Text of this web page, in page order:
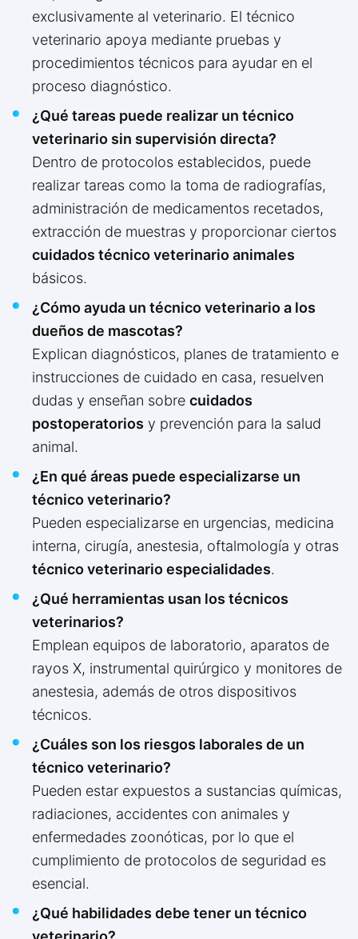
exclusivamente al veterinario. El técnico
veterinario apoya mediante pruebas y
procedimientos técnicos para ayudar en el
proceso diagnóstico.
¿Qué tareas puede realizar un técnico
veterinario sin supervisión directa?
Dentro de protocolos establecidos, puede
realizar tareas como la toma de radiografías,
administración de medicamentos recetados,
extracción de muestras y proporcionar ciertos
cuidados técnico veterinario animales
básicos.
¿Cómo ayuda un técnico veterinario a los
dueños de mascotas?
Explican diagnósticos, planes de tratamiento e
instrucciones de cuidado en casa, resuelven
dudas y enseñan sobre cuidados
postoperatorios y prevención para la salud
animal.
¿En qué áreas puede especializarse un
técnico veterinario?
Pueden especializarse en urgencias, medicina
interna, cirugía, anestesia, oftalmología y otras
técnico veterinario especialidades.
¿Qué herramientas usan los técnicos
veterinarios?
Emplean equipos de laboratorio, aparatos de
rayos X, instrumental quirúrgico y monitores de
anestesia, además de otros dispositivos
técnicos.
¿Cuáles son los riesgos laborales de un
técnico veterinario?
Pueden estar expuestos a sustancias químicas,
radiaciones, accidentes con animales y
enfermedades zoonóticas, por lo que el
cumplimiento de protocolos de seguridad es
esencial.
¿Qué habilidades debe tener un técnico